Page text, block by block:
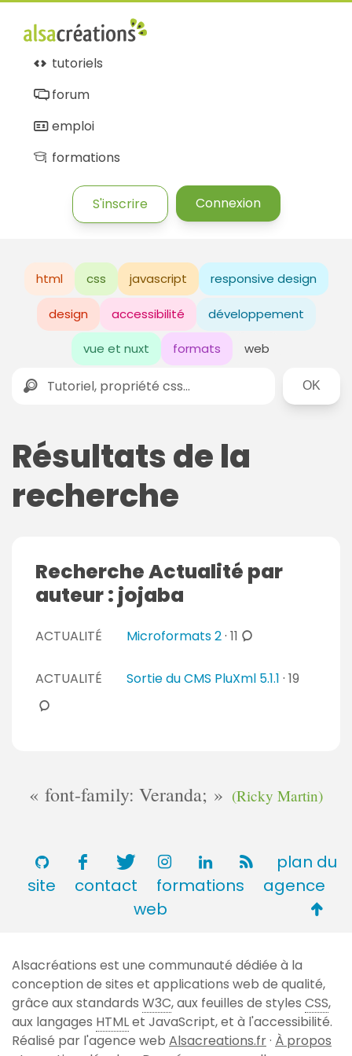
tutoriels
forum
emploi
formations
S'inscrire Connexion
html css javascript responsive design
design accessibilité développement
vue et nuxt formats web
Rechercher
Résultats de la
recherche
Recherche Actualité par
auteur : jojaba
ACTUALITÉ Microformats 2· 11 c
o
m
r
ACTUALITÉ Sortie du CMS PluXml 5.1.1 · 19
e
s
font-family: Veranda; (Ricky Martin)
plan du
site
contact formations
agence
web
de
page
Alsacréations est une communauté dédiée à la
conception de sites et applications web de qualité,
grâce aux standards W3C, aux feuilles de styles CSS,
aux langages HTMLet JavaScript, et à l'accessibilité.
Réalisé par l'agence web Alsacreations.fr· À propos